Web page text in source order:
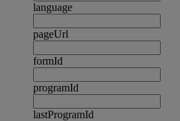
language
pageUrl
formId
programId
lastProgramId